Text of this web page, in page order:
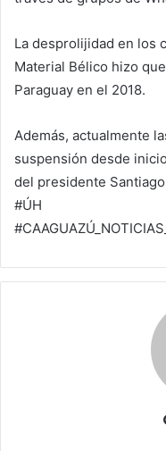
La desprolijidad en los
Material Bélico hizo
Paraguay en el 2018.
Además, actualmente
suspensión desde
del presidente
#ÚH